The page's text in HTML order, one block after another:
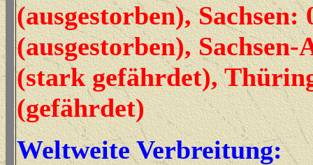
(ausgestorben), Sachsen:
(ausgestorben),
(stark gefährdet),
(gefährdet)
Weltweite Verbreitung: